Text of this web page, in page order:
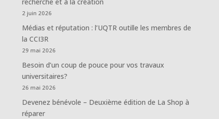
2 juin 2026
Médias et réputation : l’UQTR outille les membres de
la CCI3R
29 mai 2026
Besoin d’un coup de pouce pour vos travaux
universitaires?
26 mai 2026
Devenez bénévole – Deuxième édition de La Shop à
réparer